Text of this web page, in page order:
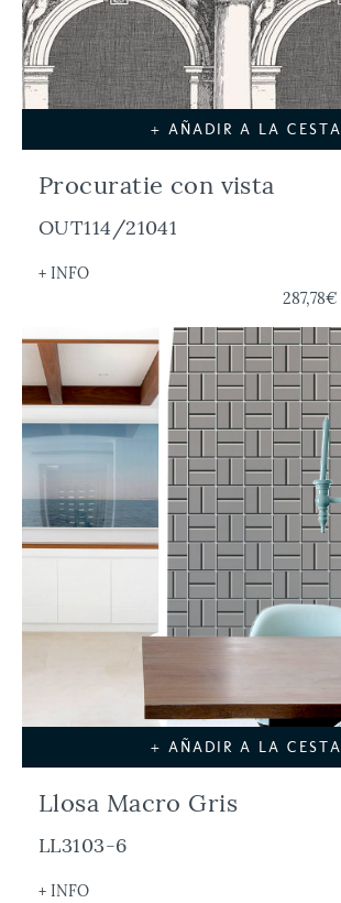
+ AÑADIR A LA CESTA
Procuratie con vista
OUT114/21041
+ INFO
287,78€
+ AÑADIR A LA CESTA
Llosa Macro Gris
LL3103-6
+ INFO